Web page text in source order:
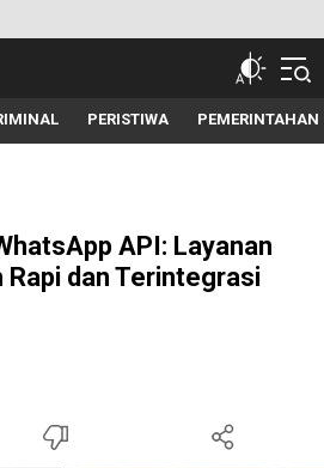
PERISTIWA PEMERINTAHAN
API: Layanan
Rapi dan Terintegrasi